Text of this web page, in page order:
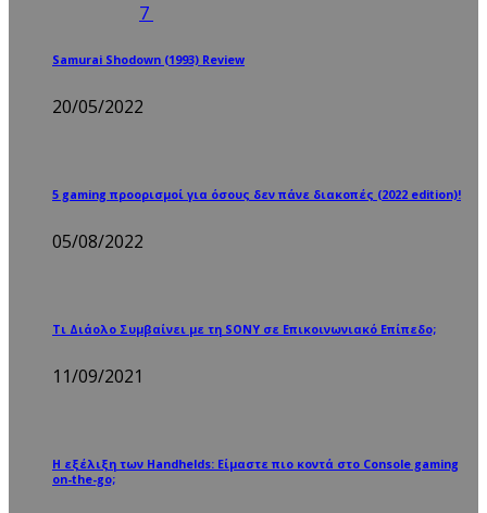
7
Samurai Shodown (1993) Review
20/05/2022
5 gaming προορισμοί για όσους δεν πάνε διακοπές (2022 edition)!
05/08/2022
Τι Διάολο Συμβαίνει με τη SONY σε Επικοινωνιακό Επίπεδο;
11/09/2021
Η εξέλιξη των Handhelds: Είμαστε πιο κοντά στο Console gaming
on-the-go;